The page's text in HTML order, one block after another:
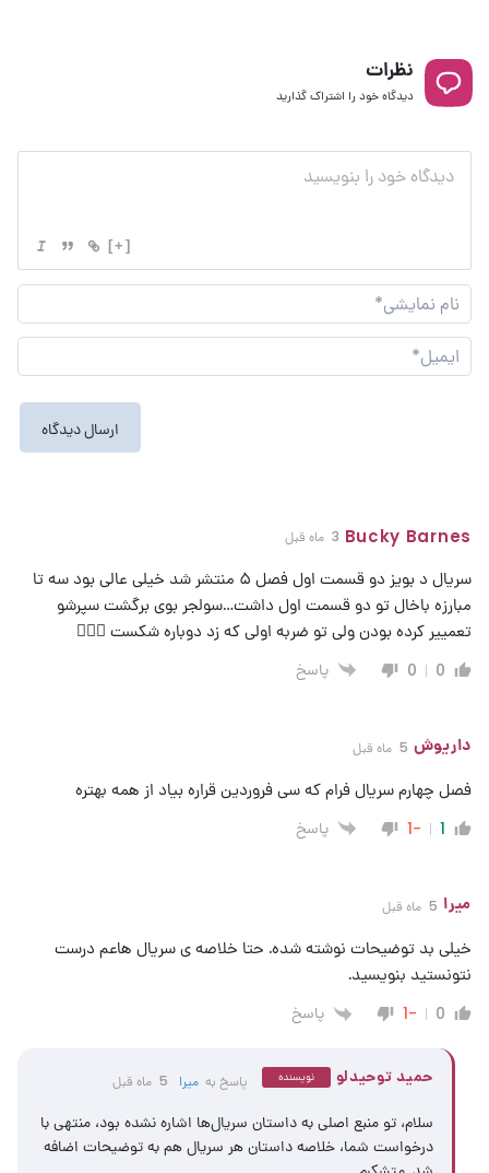
نظرات
دیدگاه خود را اشتراک گذارید
[+]
نام
Bucky Barnes 3 ماه قبل
سریال د بویز دو قسمت اول فصل ۵ منتشر شد خیلی عالی بود سه تا
مبارزه باخال تو دو قسمت اول داشت…سولجر بوی برگشت سپرشو‌
تعمییر کرده بودن ولی تو ضربه اولی که زد دوباره شکست 🤦🏻‍♂️
0
0 پاسخ
داریوش 5 ماه قبل
فصل چهارم سریال فرام که سی فروردین قراره بیاد از همه بهتره
1
-1 پاسخ
میرا 5 ماه قبل
خیلی بد توضیحات نوشته شده. حتا خلاصه ی سریال هاعم درست
نتونستید بنویسید.
0
-1 پاسخ
حمید توحیدلو نویسنده پاسخ بهمیرا 5 ماه قبل
سلام، تو منبع اصلی به داستان سریال‌ها اشاره نشده بود، منتهی با
درخواست شما، خلاصه داستان هر سریال هم به توضیحات اضافه